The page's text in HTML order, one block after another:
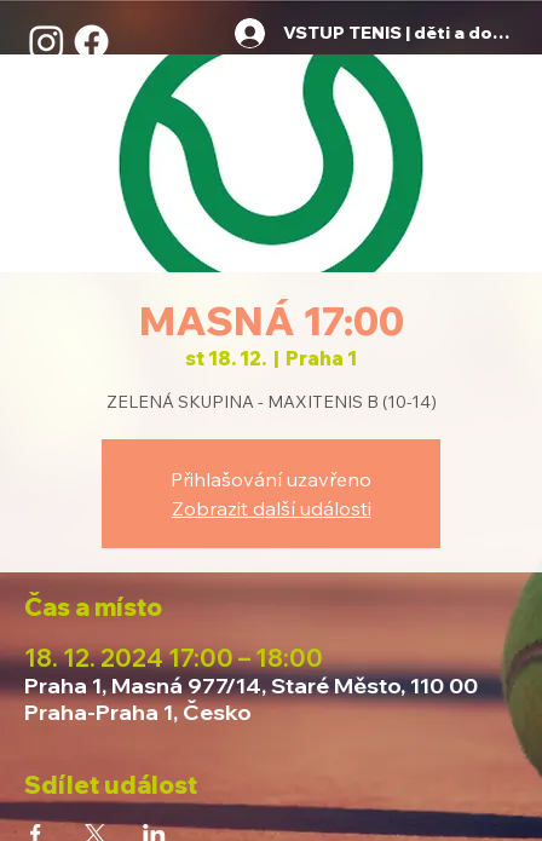
VSTUP TENIS | děti a dospělí
MASNÁ 17:00
st 18. 12.
  |
Praha 1
ZELENÁ SKUPINA - MAXITENIS B (10-14)
Přihlašování uzavřeno
Zobrazit další události
Čas a místo
18. 12. 2024 17:00 – 18:00
Praha 1, Masná 977/14, Staré Město, 110 00
Praha-Praha 1, Česko
Sdílet událost